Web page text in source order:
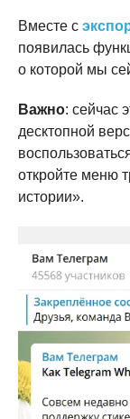
Вместе с
появилась
о которой мы
Важно: сейчас
десктопной
откройте меню
истории».